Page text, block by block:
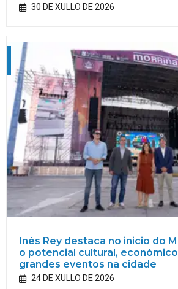
30 DE XULLO DE 2026
Inés Rey destaca no inicio do
o potencial cultural,
grandes eventos na cidade
24 DE XULLO DE 2026